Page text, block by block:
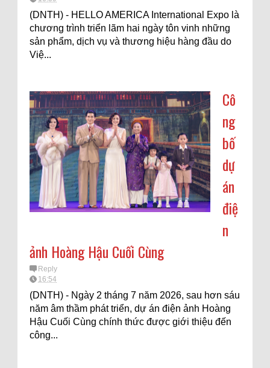
(DNTH) - HELLO AMERICA International Expo là
chương trình triển lãm hai ngày tôn vinh những
sản phẩm, dịch vụ và thương hiệu hàng đầu do
Việ...
Cô
ng
bố
dự
án
điệ
n
ảnh Hoàng Hậu Cuối Cùng
Reply
16:54
(DNTH) - Ngày 2 tháng 7 năm 2026, sau hơn sáu
năm âm thầm phát triển, dự án điện ảnh Hoàng
Hậu Cuối Cùng chính thức được giới thiệu đến
công...